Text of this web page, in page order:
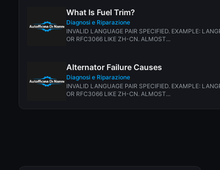
What Is Fuel Trim?
Diagnosi e Riparazione
INVALID LANGUAGE PAIR SPECIFIED. EXAMPLE:
OR RFC3066 LIKE ZH-CN. ALMOST...
Alternator Failure Causes
Diagnosi e Riparazione
INVALID LANGUAGE PAIR SPECIFIED. EXAMPLE:
OR RFC3066 LIKE ZH-CN. ALMOST...